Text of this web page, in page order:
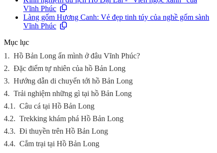
Vĩnh Phúc
Làng gốm Hương Canh: Vẻ đẹp tinh túy của nghề gốm sành
Vĩnh Phúc
Mục lục
1. Hồ Bản Long ẩn mình ở đâu Vĩnh Phúc?
2. Đặc điểm tự nhiên của hồ Bản Long
3. Hướng dẫn di chuyển tới hồ Bản Long
4. Trải nghiệm những gì tại hồ Bản Long
4.1. Câu cá tại Hồ Bản Long
4.2. Trekking khám phá Hồ Bản Long
4.3. Đi thuyền trên Hồ Bản Long
4.4. Cắm trại tại Hồ Bản Long